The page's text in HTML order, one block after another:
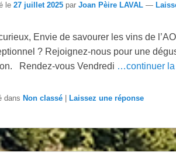
le 27 juillet 2025 par Joan Pèire LAVAL —
Envie de savourer les vins de
? Rejoignez-nous pour une
Rendez-vous Vendredi …continuer
dans Non classé Laissez une réponse